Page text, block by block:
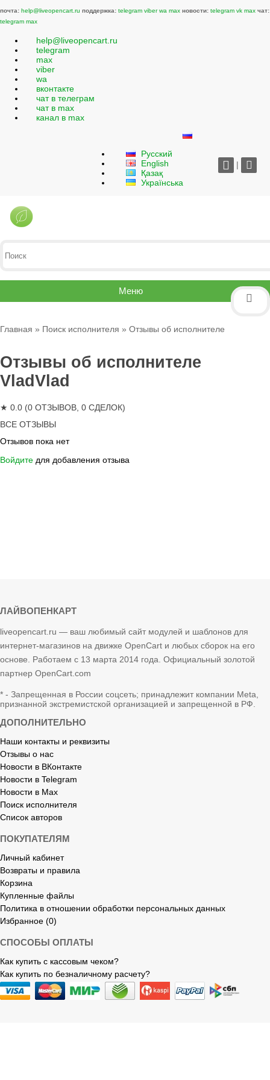
почта: help@liveopencart.ru поддержка: telegram viber wa max новости: telegram vk max чат:
telegram max
help@liveopencart.ru
telegram
max
viber
wa
вконтакте
чат в телеграм
чат в max
канал в max
Русский
English
Қазақ
Українська
|
Меню
Главная » Поиск исполнителя » Отзывы об исполнителе
Отзывы об исполнителе
VladVlad
★ 0.0 (0 ОТЗЫВОВ, 0 СДЕЛОК)
ВСЕ ОТЗЫВЫ
Отзывов пока нет
Войдите для добавления отзыва
ЛАЙВОПЕНКАРТ
liveopencart.ru — ваш любимый сайт модулей и шаблонов для
интернет-магазинов на движке OpenCart и любых сборок на его
основе. Работаем с 13 марта 2014 года. Официальный золотой
партнер OpenCart.com
* - Запрещенная в России соцсеть; принадлежит компании Meta,
признанной экстремистской организацией и запрещенной в РФ.
ДОПОЛНИТЕЛЬНО
Наши контакты и реквизиты
Отзывы о нас
Новости в ВКонтакте
Новости в Telegram
Новости в Max
Поиск исполнителя
Список авторов
ПОКУПАТЕЛЯМ
Личный кабинет
Возвраты и правила
Корзина
Купленные файлы
Политика в отношении обработки персональных данных
Избранное (0)
СПОСОБЫ ОПЛАТЫ
Как купить с кассовым чеком?
Как купить по безналичному расчету?